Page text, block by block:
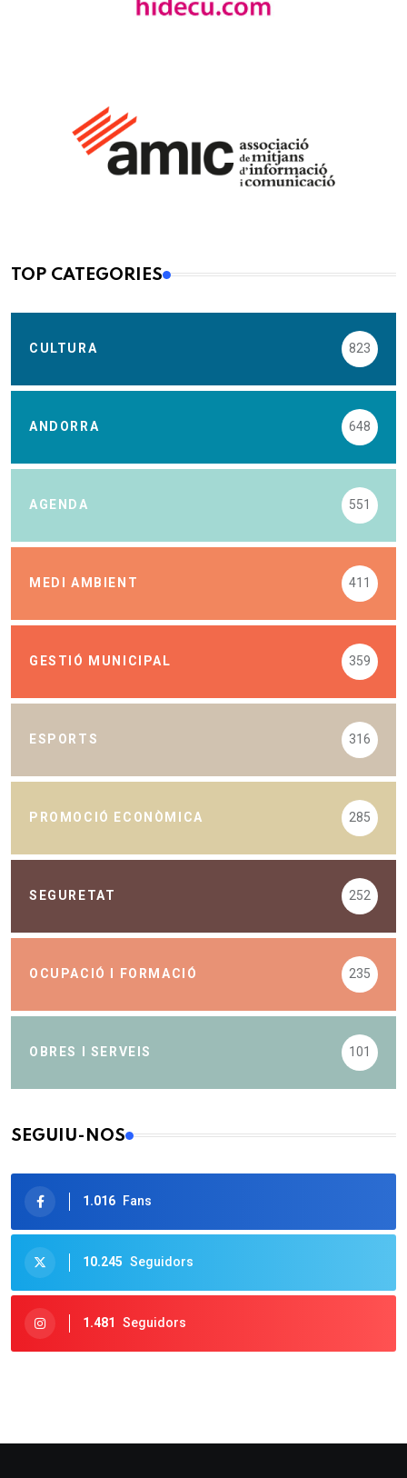
TOP CATEGORIES
CULTURA 823
ANDORRA 648
AGENDA 551
MEDI AMBIENT 411
GESTIÓ MUNICIPAL 359
ESPORTS 316
PROMOCIÓ ECONÒMICA 285
SEGURETAT 252
OCUPACIÓ I FORMACIÓ 235
OBRES I SERVEIS 101
SEGUIU-NOS
1.016 Fans
10.245 Seguidors
1.481 Seguidors